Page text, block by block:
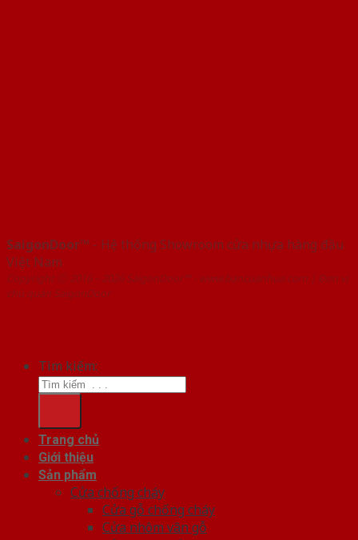
SaigonDoor™ - Hệ thống Showroom cửa nhựa hàng đầu
Việt Nam
Copyright ⓒ 2016 – 2026 SaigonDoor™ - www.bancuanhua.com | Đơn vị
chủ quản SaigonDoor
Tìm kiếm:
Trang chủ
Giới thiệu
Sản phẩm
Cửa chống cháy
Cửa gỗ chống cháy
Cửa nhôm vân gỗ